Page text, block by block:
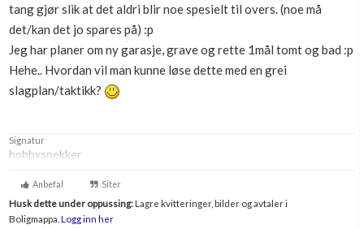
tang gjør slik at det aldri blir noe spesielt til overs. (noe må
det/kan det jo spares på) :p
Jeg har planer om ny garasje, grave og rette 1mål tomt og bad :p
Hehe.. Hvordan vil man kunne løse dette med en grei
slagplan/taktikk?
Signatur
hobbysnekker
Anbefal Siter
Husk dette under oppussing:Lagre kvitteringer, bilder og avtaler i
Boligmappa. Logg inn her